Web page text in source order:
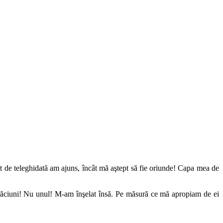
teleghidată am ajuns, încât mă aştept să fie oriunde! Capa mea de
Nu unul! M-am înşelat însă. Pe măsură ce mă apropiam de ei